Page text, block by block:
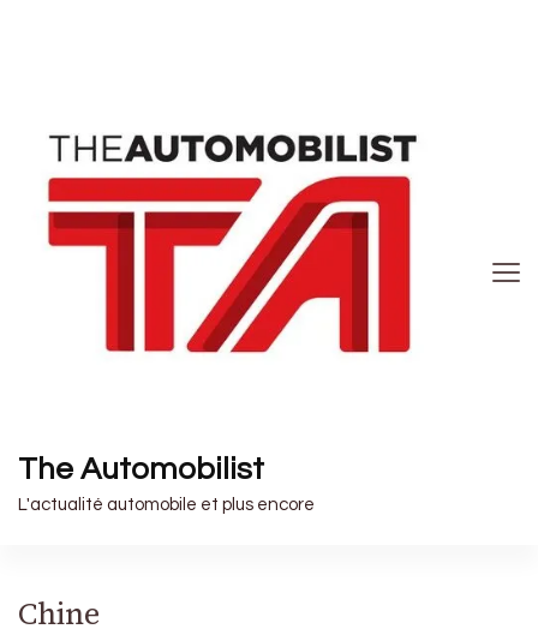
The Automobilist
L'actualité automobile et plus encore
Chine